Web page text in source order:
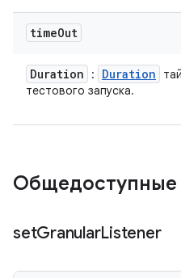
timeOut
Duration : Duration
тестового запуска.
Общедоступные
setGranularListener